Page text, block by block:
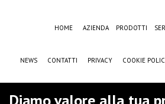
HOME AZIENDA PRODOTTI
NEWS CONTATTI PRIVACY COOKIE